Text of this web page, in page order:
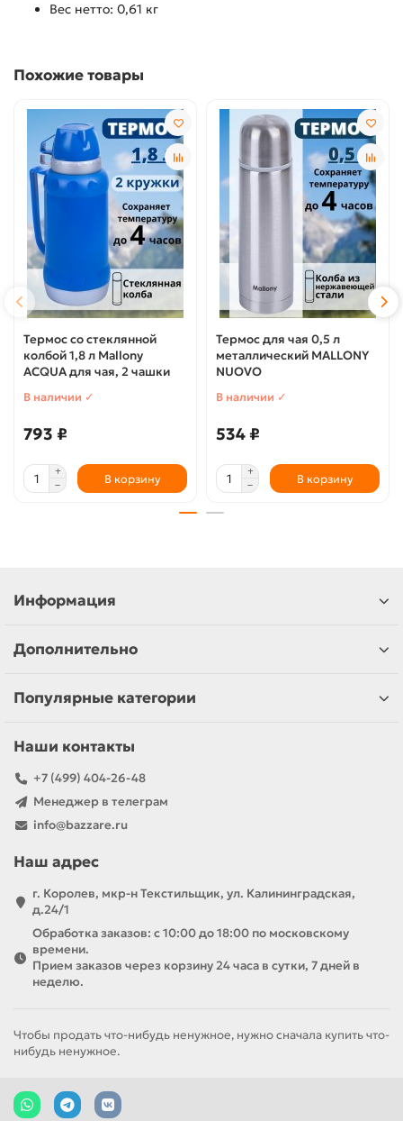
Вес нетто: 0,61 кг
Похожие товары
Термос со стеклянной
колбой 1,8 л Mallony
ACQUA для чая, 2 чашки
В наличии ✓
793 ₽
В корзину
Термос для чая 0,5 л
металлический MALLONY
NUOVO
В наличии ✓
534 ₽
В корзину
Информация
Дополнительно
Популярные категории
Наши контакты
+7 (499) 404-26-48
Менеджер в телеграм
info@bazzare.ru
Наш адрес
г. Королев, мкр-н Текстильщик, ул. Калининградская,
д.24/1
Обработка заказов: с 10:00 до 18:00 по московскому
времени.
Прием заказов через корзину 24 часа в сутки, 7 дней в
неделю.
Чтобы продать что-нибудь ненужное, нужно сначала купить что-
нибудь ненужное.